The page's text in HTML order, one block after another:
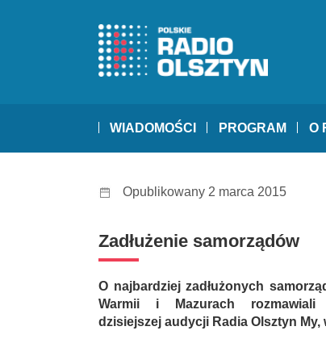
WIADOMOŚCI PROGRAM O
Opublikowany 2 marca 2015
Zadłużenie samorządów
O najbardziej zadłużonych
Warmii i Mazurach rozmawiali
dzisiejszej audycji Radia Olsztyn My,